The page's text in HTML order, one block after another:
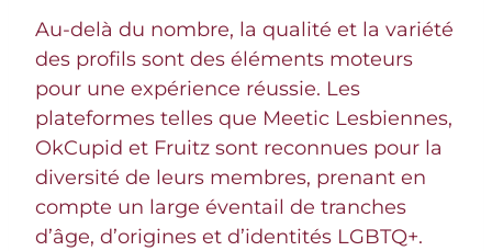
Au-delà du nombre, la qualité et la variété
des profils sont des éléments moteurs
pour une expérience réussie. Les
plateformes telles que Meetic Lesbiennes,
OkCupid et Fruitz sont reconnues pour la
diversité de leurs membres, prenant en
compte un large éventail de tranches
d’âge, d’origines et d’identités LGBTQ+.